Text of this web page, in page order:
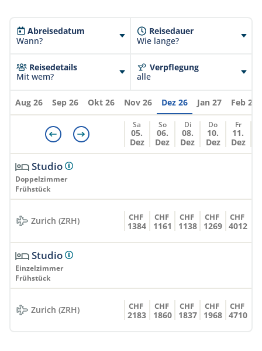
Abreisedatum
Wann?
Reisedauer
Wie lange?
Reisedetails
Mit wem?
Verpflegung
alle
Aug 26 Sep 26 Okt 26 Nov 26 Dez 26 Jan 27 Feb 27
Sa
05.
Dez
So
06.
Dez
Di
08.
Dez
Do
10.
Dez
Fr
11.
Dez
Studio
Doppelzimmer
Frühstück
Zurich (ZRH) CHF
1384
CHF
1161
CHF
1138
CHF
1269
CHF
4012
Studio
Einzelzimmer
Frühstück
Zurich (ZRH) CHF
2183
CHF
1860
CHF
1837
CHF
1968
CHF
4710